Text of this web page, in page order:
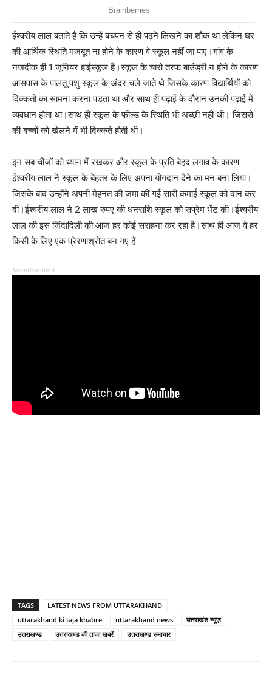
ईश्वरीय लाल बताते हैं कि उन्हें बचपन से ही पढ़ने लिखने का शौक था लेकिन घर
की आर्थिक स्थिति मजबूत ना होने के कारण वे स्कूल नहीं जा पाए।गांव के
नजदीक ही 1 जूनियर हाईस्कूल है।स्कूल के चारो तरफ बाउंड्री न होने के कारण
आसपास के पालतू पशु स्कूल के अंदर चले जाते थे जिसके कारण विद्यार्थियों को
दिक्कतों का सामना करना पड़ता था और साथ ही पढ़ाई के दौरान उनकी पढ़ाई में
व्यवधान होता था।साथ ही स्कूल के फील्ड के स्थिति भी अच्छी नहीं थी। जिससे
की बच्चों को खेलने में भी दिक्कते होती थी।
इन सब चीजों को ध्यान में रखकर और स्कूल के प्रति बेहद लगाव के कारण
ईश्वरीय लाल ने स्कूल के बेहतर के लिए अपना योगदान देने का मन बना लिया।
जिसके बाद उन्होंने अपनी मेहनत की जमा की गई सारी कमाई स्कूल को दान कर
दी।ईश्वरीय लाल ने 2 लाख रुपए की धनराशि स्कूल को सप्रेम भेंट की।ईश्वरीय
लाल की इस जिंदादिली की आज हर कोई सराहना कर रहा है।साथ ही आज वे हर
किसी के लिए एक प्रेरणाश्रोत बन गए हैं
Advertisement
TAGS
LATEST NEWS FROM UTTARAKHAND
uttarakhand ki taja khabre
uttarakhand news
उत्तराखंड न्यूज़
उत्तराखण्ड
उत्तराखण्ड की ताजा खबरें उत्तराखण्ड समाचार